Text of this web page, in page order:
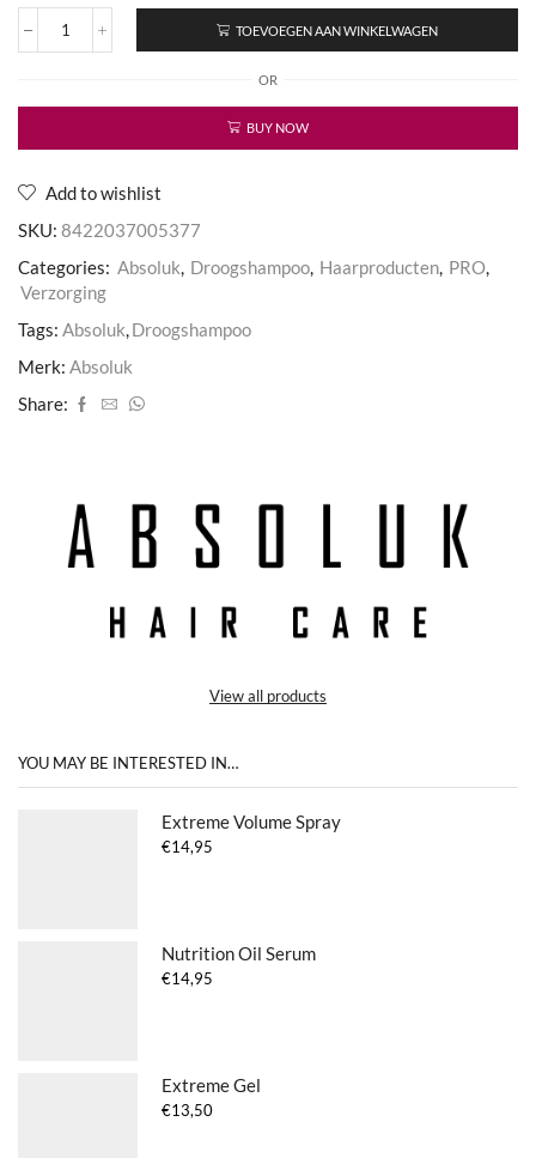
Dry
TOEVOEGEN AAN WINKELWAGEN
OR
BUY NOW
Add to wishlist
SKU: 8422037005377
Categories: Absoluk, Droogshampoo, Haarproducten, PRO,
Verzorging
Tags: Absoluk,Droogshampoo
Merk: Absoluk
Share:
View all products
YOU MAY BE INTERESTED IN…
Extreme Volume Spray
€14,95
Nutrition Oil Serum
€14,95
Extreme Gel
€13,50